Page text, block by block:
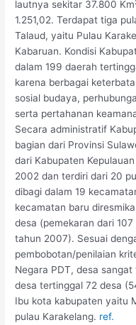
lautnya sekitar 37.800
1.251,02. Terdapat tiga
Talaud, yaitu Pulau
Kabaruan. Kondisi
dalam 199 daerah
karena berbagai
sosial budaya,
serta pertahanan
Secara administratif
bagian dari Provinsi
dari Kabupaten
2002 dan terdiri dari 20
dibagi dalam 19
kecamatan baru
desa (pemekaran dari
tahun 2007). Sesuai
pembobotan/penilaian
Negara PDT, desa
desa tertinggal 72 desa
Ibu kota kabupaten yaitu
pulau Karakelang. ref.